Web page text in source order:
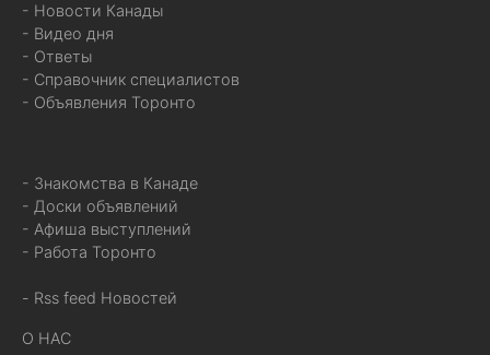
- Новости Канады
- Видео дня
- Ответы
- Справочник специалистов
- Объявления Торонто
- Знакомства в Канаде
- Доски объявлений
- Афиша выступлений
- Работа Торонто
- Rss feed Новостей
О НАС